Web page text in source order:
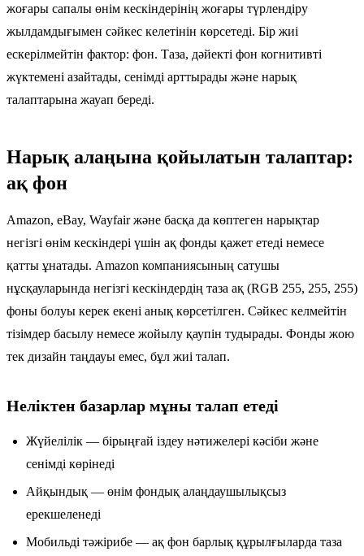
жоғары сапалы өнім кескіндерінің жоғары түрлендіру
жылдамдығымен сәйкес келетінін көрсетеді. Бір жиі
ескерілмейтін фактор: фон. Таза, дәйекті фон когнитивті
жүктемені азайтады, сенімді арттырады және нарық
талаптарына жауап береді.
Нарық алаңына қойылатын талаптар:
ақ фон
Amazon, eBay, Wayfair және басқа да көптеген нарықтар
негізгі өнім кескіндері үшін ақ фонды қажет етеді немесе
қатты ұнатады. Amazon компаниясының сатушы
нұсқауларында негізгі кескіндердің таза ақ (RGB 255, 255, 255)
фоны болуы керек екені анық көрсетілген. Сәйкес келмейтін
тізімдер басылу немесе жойылу қаупін тудырады. Фонды жою
тек дизайн таңдауы емес, бұл жиі талап.
Неліктен базарлар мұны талап етеді
Жүйелілік — бірыңғай іздеу нәтижелері кәсіби және
сенімді көрінеді
Айқындық — өнім фондық алаңдаушылықсыз
ерекшеленеді
Мобильді тәжірибе — ақ фон барлық құрылғыларда таза